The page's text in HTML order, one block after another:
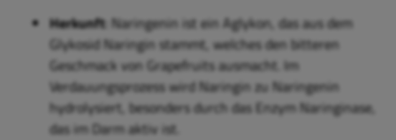
Herkunft: Naringenin ist ein Aglykon, das aus dem
Glykosid Naringin stammt, welches den bitteren
Geschmack von Grapefruits ausmacht. Im
Verdauungsprozess wird Naringin zu Naringenin
hydrolysiert, besonders durch das Enzym Naringinase,
das im Darm aktiv ist.